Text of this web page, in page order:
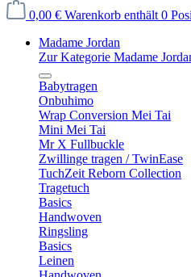
0,00 € Warenkorb enthält 0
Madame Jordan
Zur Kategorie Madame
Babytragen
Onbuhimo
Wrap Conversion Mei Tai
Mini Mei Tai
Mr X Fullbuckle
Zwillinge tragen / TwinEase
TuchZeit Reborn Collection
Tragetuch
Basics
Handwoven
Ringsling
Basics
Leinen